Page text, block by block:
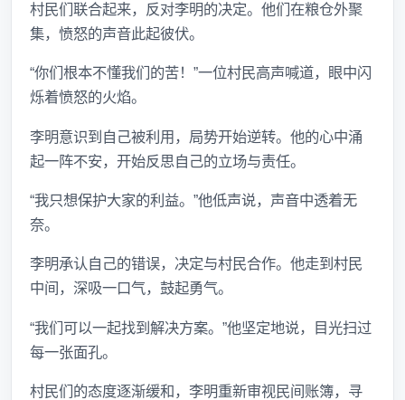
村民们联合起来，反对李明的决定。他们在粮仓外聚
集，愤怒的声音此起彼伏。
“你们根本不懂我们的苦！”一位村民高声喊道，眼中闪
烁着愤怒的火焰。
李明意识到自己被利用，局势开始逆转。他的心中涌
起一阵不安，开始反思自己的立场与责任。
“我只想保护大家的利益。”他低声说，声音中透着无
奈。
李明承认自己的错误，决定与村民合作。他走到村民
中间，深吸一口气，鼓起勇气。
“我们可以一起找到解决方案。”他坚定地说，目光扫过
每一张面孔。
村民们的态度逐渐缓和，李明重新审视民间账簿，寻